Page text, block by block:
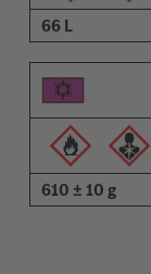
66 L
610 ± 10 g